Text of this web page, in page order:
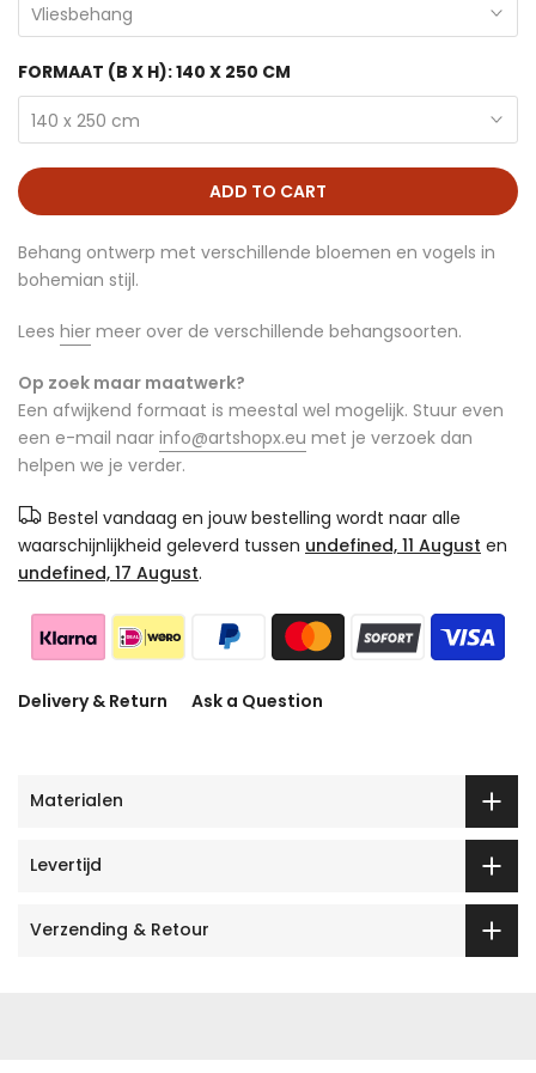
Vliesbehang
FORMAAT (B X H):140 X 250 CM
140 x 250 cm
ADD TO CART
Behang ontwerp met verschillende bloemen en vogels in
bohemian stijl.
Lees hier meer over de verschillende behangsoorten.
Op zoek maar maatwerk?
Een afwijkend formaat is meestal wel mogelijk. Stuur even
een e-mail naar info@artshopx.eu met je verzoek dan
helpen we je verder.
Bestel vandaag en jouw bestelling wordt naar alle
waarschijnlijkheid geleverd tussen undefined, 11 August en
undefined, 17 August.
Delivery & Return Ask a Question
Materialen
Levertijd
Verzending & Retour